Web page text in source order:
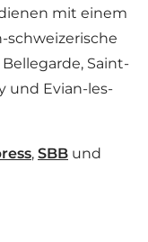
mit einem
schweizerische
Saint-
und Evian-les-
, SBB und